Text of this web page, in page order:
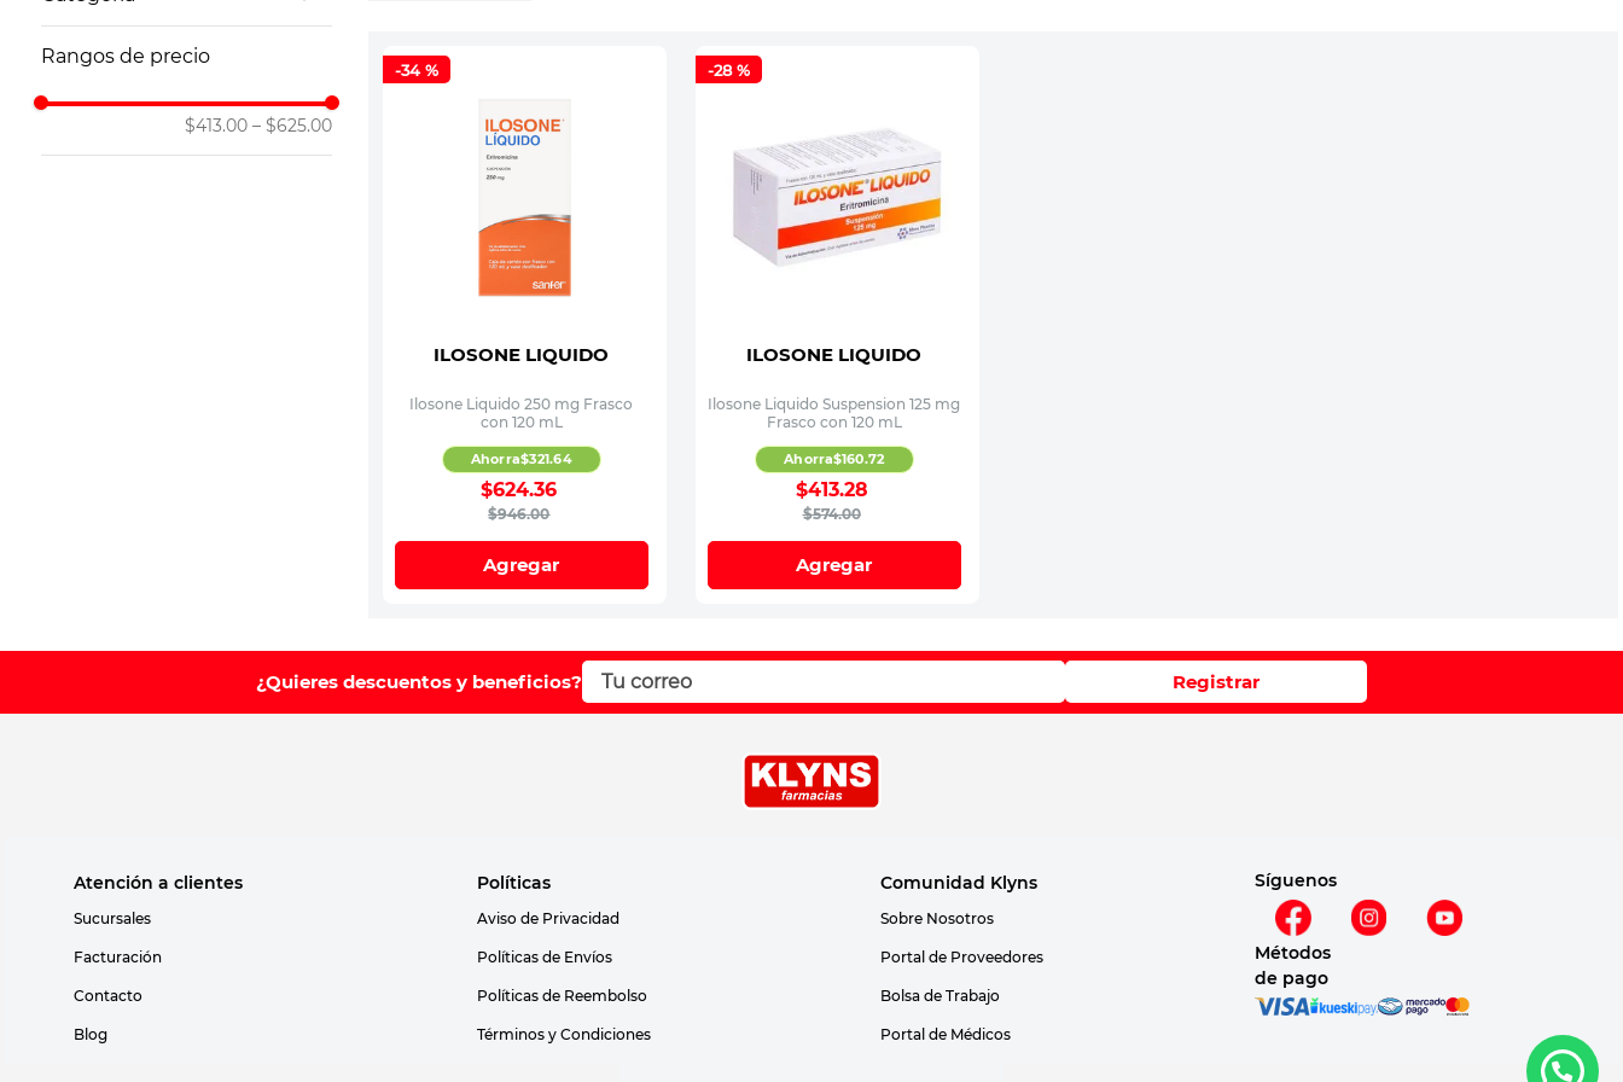
Rangos de precio
$413.00 – $625.00
-34 %
ILOSONE LIQUIDO
Ilosone Liquido 250 mg Frasco
con 120 mL
$946.00
$624.36
Ahorra$321.64
Agregar
-28 %
ILOSONE LIQUIDO
Ilosone Liquido Suspension 125 mg
Frasco con 120 mL
$574.00
$413.28
Ahorra$160.72
Agregar
¿Quieres descuentos y beneficios? Registrar
Atención a clientes
Sucursales
Facturación
Contacto
Blog
Políticas
Aviso de Privacidad
Políticas de Envíos
Políticas de Reembolso
Términos y Condiciones
Comunidad Klyns
Sobre Nosotros
Portal de Proveedores
Bolsa de Trabajo
Portal de Médicos
Síguenos
Métodos
de pago
10. vitamina